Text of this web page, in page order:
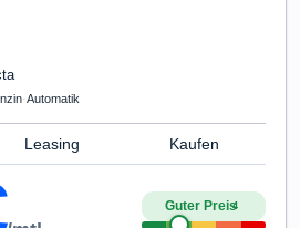
·Automatik
Leasing Kaufen
Guter Preis4